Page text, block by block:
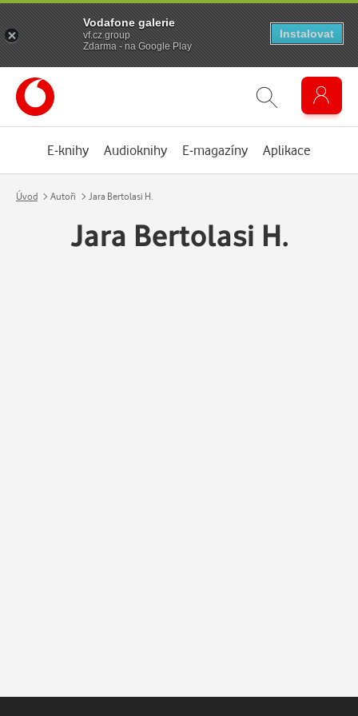
E-knihy Audioknihy E-magazíny Aplikace
Úvod Autoři Jara Bertolasi H.
Jara Bertolasi H.
Vodafone galerie
vf.cz.group
Zdarma - na Google Play
Instalovat